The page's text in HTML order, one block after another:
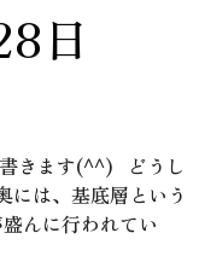
日
きます(^^) どうし
は、基底層という
んに行われてい